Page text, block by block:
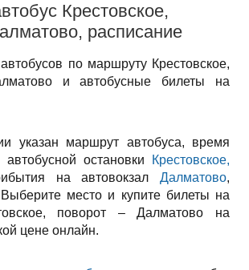
Крестовское,
расписание
по маршруту Крестовское,
и автобусные билеты на
указан маршрут автобуса, время
остановки
Крестовское,
на автовокзал Далматово,
место и купите билеты на
поворот – Далматово на
цене онлайн.